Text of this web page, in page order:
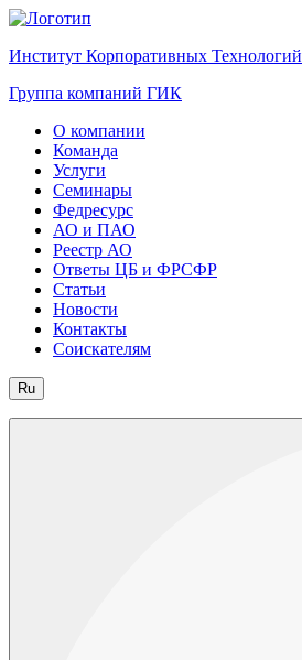
Институт Корпоративных Технологий
Группа компаний ГИК
О компании
Команда
Услуги
Семинары
Федресурс
АО и ПАО
Реестр АО
Ответы ЦБ и ФРСФР
Статьи
Новости
Контакты
Соискателям
Ru